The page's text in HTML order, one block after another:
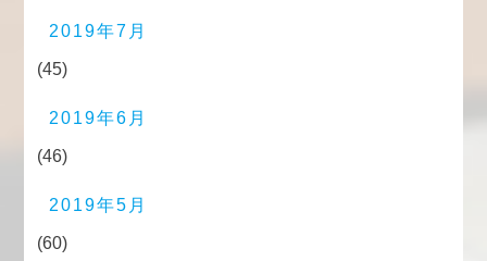
2019年7月
(45)
2019年6月
(46)
2019年5月
(60)